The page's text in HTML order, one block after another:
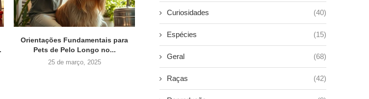
Orientações Fundamentais para
Pets de Pelo Longo no...
25 de março, 2025
Curiosidades (40)
Espécies (15)
Geral (68)
Raças (42)